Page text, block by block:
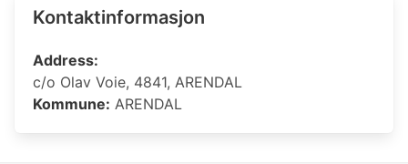
Kontaktinformasjon
Address:
c/o Olav Voie, 4841, ARENDAL
Kommune: ARENDAL